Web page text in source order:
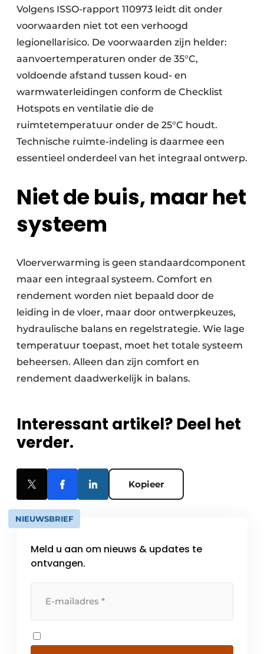
Volgens ISSO-rapport 110973 leidt dit onder
voorwaarden niet tot een verhoogd
legionellarisico. De voorwaarden zijn helder:
aanvoertemperaturen onder de 35°C,
voldoende afstand tussen koud- en
warmwaterleidingen conform de Checklist
Hotspots en ventilatie die de
ruimtetemperatuur onder de 25°C houdt.
Technische ruimte-indeling is daarmee een
essentieel onderdeel van het integraal ontwerp.
Niet de buis, maar het
systeem
Vloerverwarming is geen standaardcomponent
maar een integraal systeem. Comfort en
rendement worden niet bepaald door de
leiding in de vloer, maar door ontwerpkeuzes,
hydraulische balans en regelstrategie. Wie lage
temperatuur toepast, moet het totale systeem
beheersen. Alleen dan zijn comfort en
rendement daadwerkelijk in balans.
Interessant artikel? Deel het
verder.
Kopieer
NIEUWSBRIEF
Meld u aan om nieuws & updates te
ontvangen.